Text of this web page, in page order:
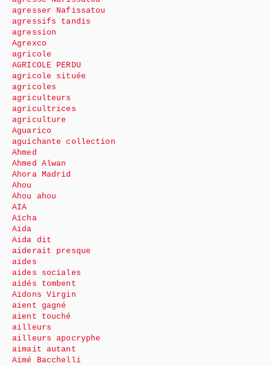
agresser Nafissatou
agressifs tandis
agression
Agrexco
agricole
AGRICOLE PERDU
agricole située
agricoles
agriculteurs
agricultrices
agriculture
Aguarico
aguichante collection
Ahmed
Ahmed Alwan
Ahora Madrid
Ahou
Ahou ahou
AIA
Aïcha
Aida
Aida dit
aiderait presque
aides
aides sociales
aidés tombent
Aidons Virgin
aient gagné
aient touché
ailleurs
ailleurs apocryphe
aimait autant
Aimé Bacchelli